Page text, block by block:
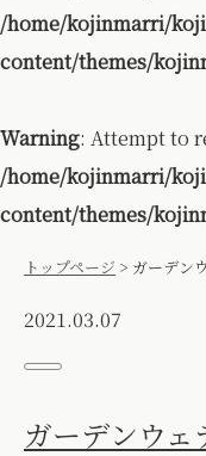
/home/kojinmarri/
content/themes/
Warning: Attempt to
/home/kojinmarri/
content/themes/
トップページ > ガーデン
2021.03.07
ガーデンウェ